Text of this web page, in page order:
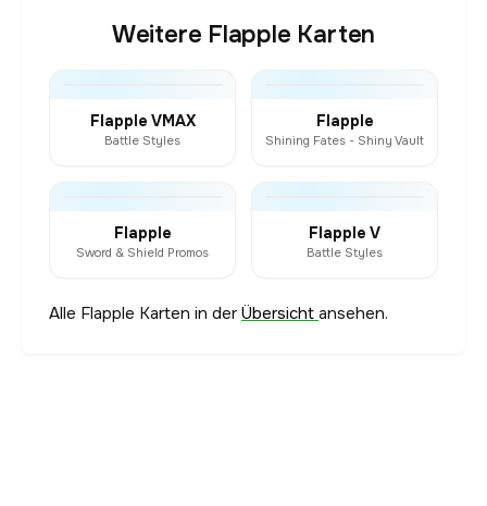
Weitere Flapple Karten
Flapple VMAX
Battle Styles
Flapple
Shining Fates - Shiny Vault
Flapple
Sword & Shield Promos
Flapple V
Battle Styles
Alle Flapple Karten in derÜbersicht ansehen.